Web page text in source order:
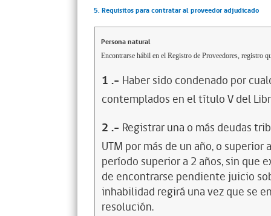
5. Requisitos para contratar al proveedor adjudicado
Persona natural
Encontrarse hábil en el Registro de Proveedores, registro
1 .- Haber sido condenado por
contemplados en el título V del
2 .- Registrar una o más deudas
UTM por más de un año, o
período superior a 2 años, sin que
de encontrarse pendiente juicio
inhabilidad regirá una vez que se
resolución.